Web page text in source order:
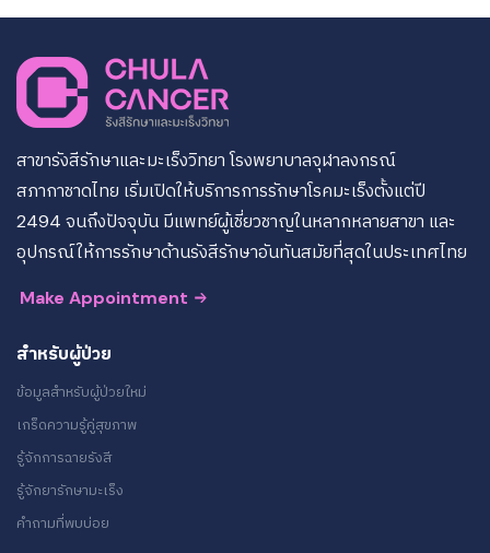
สาขารังสีรักษาและมะเร็งวิทยา โรงพยาบาลจุฬาลงกรณ์
สภากาชาดไทย เริ่มเปิดให้บริการการรักษาโรคมะเร็งตั้งแต่ปี
2494 จนถึงปัจจุบัน มีแพทย์ผู้เชี่ยวชาญในหลากหลายสาขา และ
อุปกรณ์ให้การรักษาด้านรังสีรักษาอันทันสมัยที่สุดในประเทศไทย
Make Appointment
สำหรับผู้ป่วย
ข้อมูลสำหรับผู้ป่วยใหม่
เกร็ดความรู้คู่สุขภาพ
รู้จักการฉายรังสี
รู้จักยารักษามะเร็ง
คำถามที่พบบ่อย